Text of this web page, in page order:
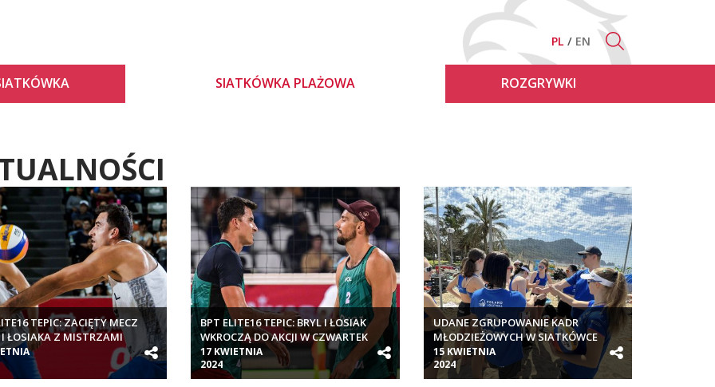
PL EN
SIATKÓWKA PLAŻOWA ROZGRYWKI
TEPIC: ZACIĘTY MECZ
I ŁOSIAKA Z MISTRZAMI
BPT ELITE16 TEPIC: BRYL I ŁOSIAK
WKROCZĄ DO AKCJI W CZWARTEK
17 KWIETNIA
2024
UDANE ZGRUPOWANIE KADR
MŁODZIEŻOWYCH W SIATKÓWCE
PLAŻOWEJ W TURCJI
15 KWIETNIA
2024